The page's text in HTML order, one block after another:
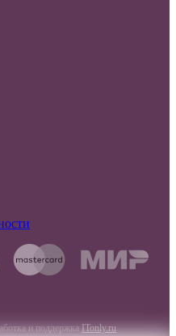
и поддержкаITonly.ru